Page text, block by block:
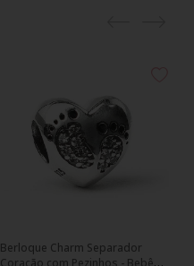
Berloque Charm Separador
Coração com Pezinhos - Bebê